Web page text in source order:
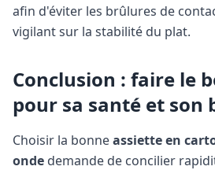
afin d'éviter les brûlures de
vigilant sur la stabilité du plat.
Conclusion : faire le
pour sa santé et son
Choisir la bonneassiette en
onde demande de concilier